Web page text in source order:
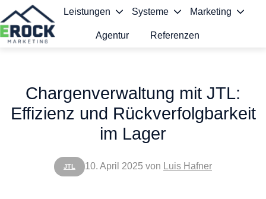
Leistungen Systeme Marketing
Agentur Referenzen
JTL
Chargenverwaltung mit JTL:
Effizienz und Rückverfolgbarkeit
im Lager
10. April 2025 von Luis Hafner